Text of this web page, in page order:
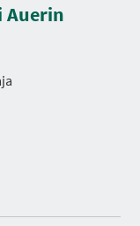
Auerin